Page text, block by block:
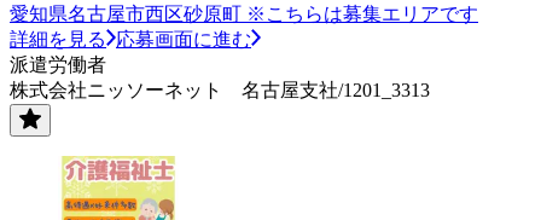
愛知県名古屋市西区砂原町 ※こちらは募集エリアです
詳細を見る
応募画面に進む
派遣労働者
株式会社ニッソーネット 名古屋支社/1201_3313